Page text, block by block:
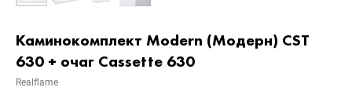
Каминокомплект Modern (Модерн) CST
630 + очаг Cassette 630
Realflame